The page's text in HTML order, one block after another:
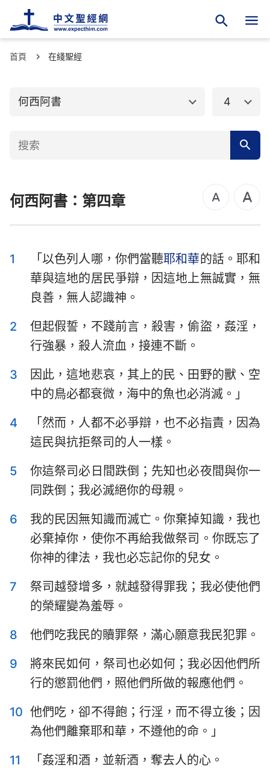
首頁 在綫聖經
何西阿書
舊約聖經
創世記
申命記
撒母耳記上
歷代志上 歷代志下
以斯拉記 尼希米記
詩篇 箴言
以賽亞書 耶利米書
耶利米哀歌 以西結書
但以理書 何西阿書
約珥書 阿摩司書
俄巴底亞書 約拿書
彌迦書 那鴻書
哈巴谷書 西番雅書
瑪拉基書
4
何西阿書：第四章
1 「以色列人哪，你們當聽耶和華的話。耶和
華與這地的居民爭辯，因這地上無誠實，無
良善，無人認識神。
2
但起假誓，不踐前言，殺害，偷盜，姦淫，
行強暴，殺人流血，接連不斷。
3
因此，這地悲哀，其上的民、田野的獸、空
中的鳥必都衰微，海中的魚也必消滅。」
4
「然而，人都不必爭辯，也不必指責，因為
這民與抗拒祭司的人一樣。
5
你這祭司必日間跌倒；先知也必夜間與你一
同跌倒；我必滅絕你的母親。
6
我的民因無知識而滅亡。你棄掉知識，我也
必棄掉你，使你不再給我做祭司。你既忘了
你神的律法，我也必忘記你的兒女。
7
祭司越發增多，就越發得罪我；我必使他們
的榮耀變為羞辱。
8
他們吃我民的贖罪祭，滿心願意我民犯罪。
9
將來民如何，祭司也必如何；我必因他們所
行的懲罰他們，照他們所做的報應他們。
10 他們吃，卻不得飽；行淫，而不得立後；因
為他們離棄耶和華，不遵他的命。」
11
「姦淫和酒，並新酒，奪去人的心。